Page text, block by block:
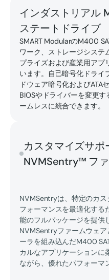
インダストリアル
ステートドライブ
SMART ModularのM400
ワーク、ストレージシステ
プライズおよび産業用アプ
います。自己暗号化ドライ
ドウェア暗号化およびATA
BIOSやドライバーを変更
ームレスに統合できます。
カスタマイズサポ
NVMSentry™ フ
NVMSentryは、特定のカ
フォーマンスを最適化する
能のフルパッケージを提供
NVMSentryファームウェア
ーラを組み込んだM400
カルなアプリケーションに
ながら、優れたパフォーマ